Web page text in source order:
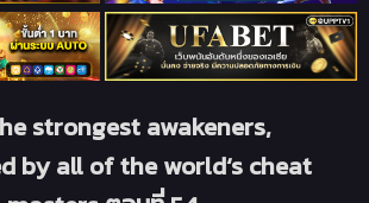
strongest awakeners,
by all of the world‘s cheat